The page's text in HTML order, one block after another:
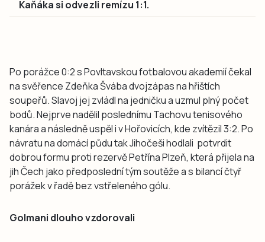
Kaňáka si odvezli remízu 1:1.
Po porážce 0:2 s Povltavskou fotbalovou akademií čekal
na svěřence Zdeňka Švába dvojzápas na hřištích
soupeřů. Slavoj jej zvládl na jedničku a uzmul plný počet
bodů. Nejprve nadělil poslednímu Tachovu tenisového
kanára a následně uspěl i v Hořovicích, kde zvítězil 3:2. Po
návratu na domácí půdu tak Jihočeši hodlali potvrdit
dobrou formu proti rezervě Petřína Plzeň, která přijela na
jih Čech jako předposlední tým soutěže a s bilancí čtyř
porážek v řadě bez vstřeleného gólu.
Golmani dlouho vzdorovali